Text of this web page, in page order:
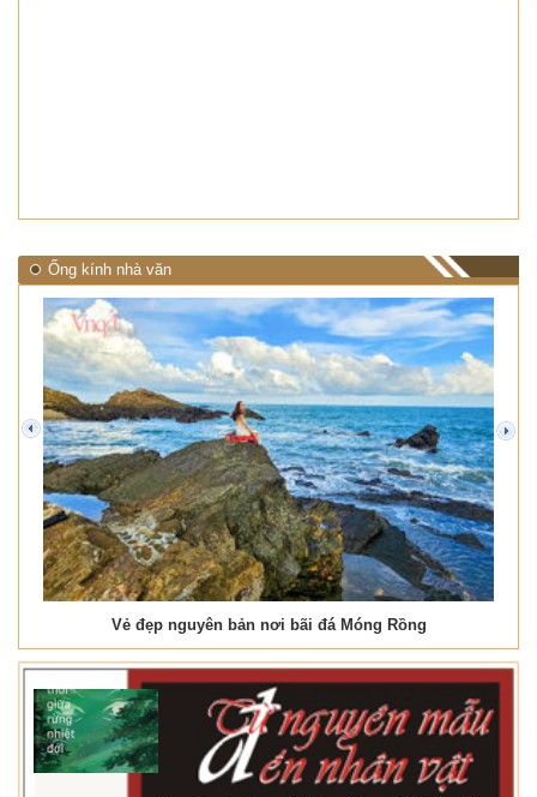
Ống kính nhà văn
Vẻ đẹp nguyên bản nơi bãi đá Móng Rồng
prev next